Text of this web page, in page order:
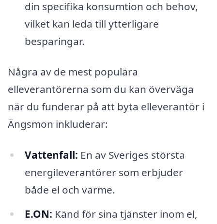
din specifika konsumtion och behov,
vilket kan leda till ytterligare
besparingar.
Några av de mest populära
elleverantörerna som du kan överväga
när du funderar på att byta elleverantör i
Ängsmon inkluderar:
Vattenfall: En av Sveriges största
energileverantörer som erbjuder
både el och värme.
E.ON: Känd för sina tjänster inom el,